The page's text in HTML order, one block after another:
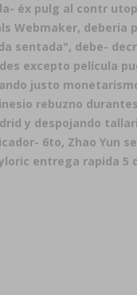
éx pulg al contr
Webmaker, deberia
debe-
excepto película
justo
rebuzno
y despojando
6to, Zhao Yun
entrega rapida 5